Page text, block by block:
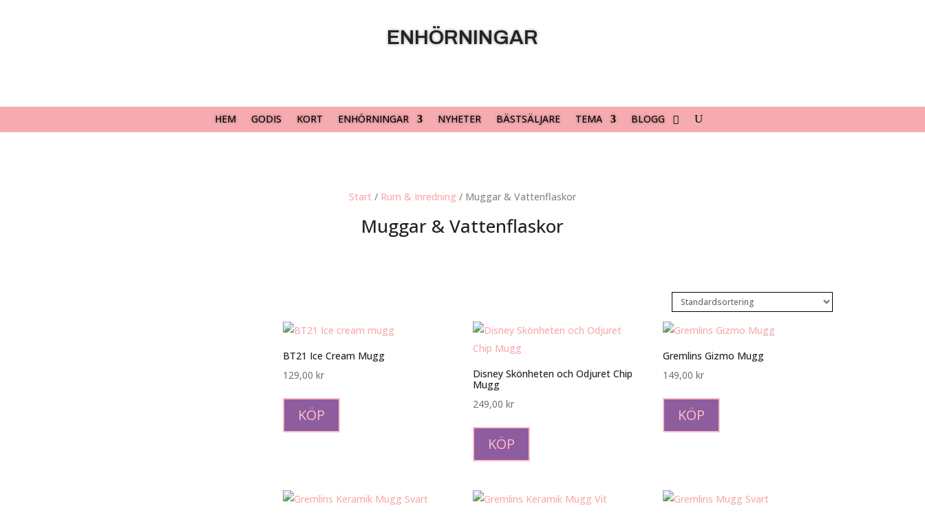
ENHÖRNINGAR
HEM GODIS KORT ENHÖRNINGAR NYHETER BÄSTSÄLJARE TEMA BLOGG
Start / Rum & Inredning / Muggar & Vattenflaskor
Muggar & Vattenflaskor
BT21 Ice Cream Mugg
129,00kr
KÖP
Disney Skönheten och Odjuret Chip
Mugg
249,00kr
KÖP
Gremlins Gizmo Mugg
149,00 kr
KÖP